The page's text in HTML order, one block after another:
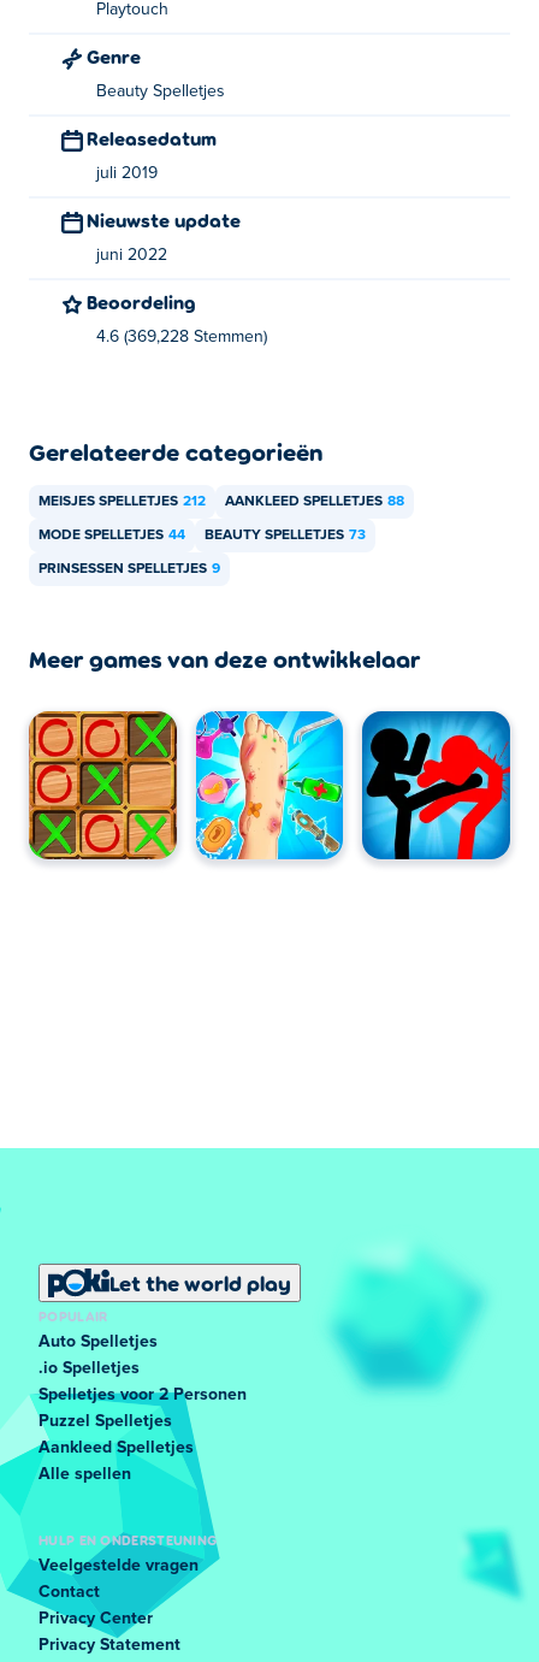
Playtouch
Genre
Beauty Spelletjes
Releasedatum
juli 2019
Nieuwste update
juni 2022
Beoordeling
4.6 (369,228 Stemmen)
Gerelateerde categorieën
MEISJES SPELLETJES 212 AANKLEED SPELLETJES 88
MODE SPELLETJES 44 BEAUTY SPELLETJES 73
PRINSESSEN SPELLETJES 9
Meer games van deze ontwikkelaar
Let the world play
POPULAIR
Auto Spelletjes
.io Spelletjes
Spelletjes voor 2 Personen
Puzzel Spelletjes
Aankleed Spelletjes
Alle spellen
HULP EN ONDERSTEUNING
Veelgestelde vragen
Contact
Privacy Center
Privacy Statement